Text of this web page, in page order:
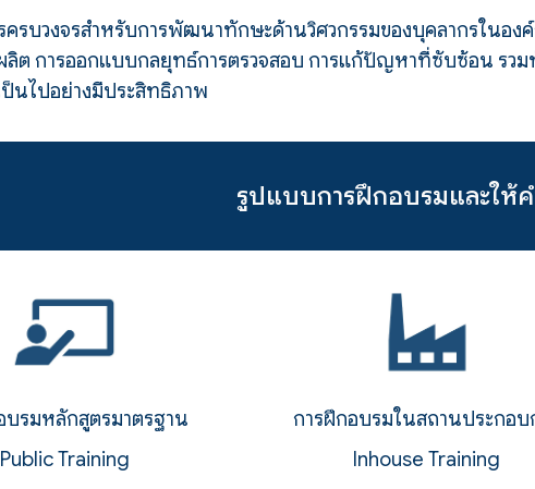
ครบวงจรสำหรับการพัฒนาทักษะด้านวิศวกรรมของบุคลากรในอง
ลิต การออกแบบกลยุทธ์การตรวจสอบ การแก้ปัญหาที่ซับซ้อน รวม
ป็นไปอย่างมีประสิทธิภาพ
รูปแบบการฝึกอบรมและให้
บรมหลักสูตรมาตรฐาน
Public Training
การฝึกอบรมในสถานประกอบ
InhouseTraining